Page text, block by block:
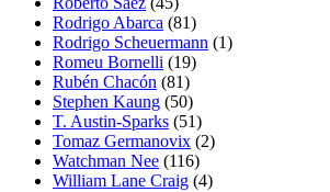
Rodrigo Abarca (81)
Rodrigo Scheuermann (1)
Romeu Bornelli (19)
Rubén Chacón (81)
Stephen Kaung (50)
T. Austin-Sparks (51)
Tomaz Germanovix (2)
Watchman Nee (116)
William Lane Craig (4)